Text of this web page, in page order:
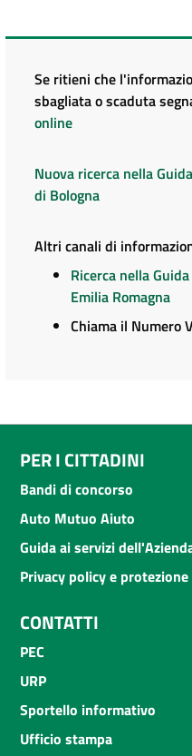
Se ritieni che
sbagliata o scaduta
online
Nuova ricerca nella
di Bologna
Altri canali di
Ricerca nella
Emilia Romagna
Chiama il Numero
PER I CITTADINI
Bandi di concorso
Auto Mutuo Aiuto
Guida ai servizi
Privacy policy e
CONTATTI
PEC
URP
Sportello informativo
Ufficio stampa